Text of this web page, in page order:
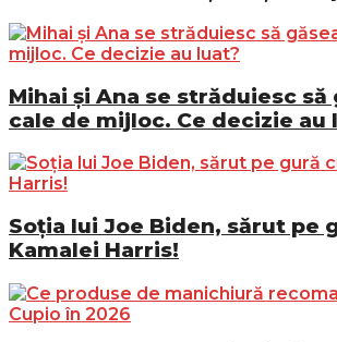
Mihai și Ana se străduiesc să
cale de mijloc. Ce decizie au
Soția lui Joe Biden, sărut pe
Kamalei Harris!